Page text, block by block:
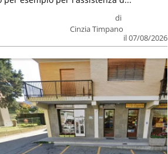
di
Cinzia Timpano
il 07/08/2026